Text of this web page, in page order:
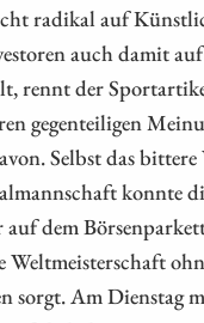
radikal auf
auch damit
rennt der
gegenteiligen
Selbst das
konnte
dem
Weltmeisterschaft
sorgt. Am Dienstag